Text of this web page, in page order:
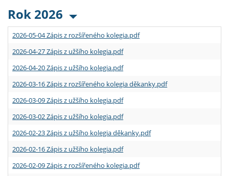
Rok 2026
2026-05-04 Zápis z rozšířeného kolegia.pdf
2026-04-27 Zápis z užšího kolegia.pdf
2026-04-20 Zápis z užšího kolegia.pdf
2026-03-16 Zápis z rozšířeného kolegia děkanky.pdf
2026-03-09 Zápis z užšího kolegia.pdf
2026-03-02 Zápis z užšího kolegia.pdf
2026-02-23 Zápis z užšího kolegia děkanky.pdf
2026-02-16 Zápis z užšího kolegia.pdf
2026-02-09 Zápis z rozšířeného kolegia.pdf